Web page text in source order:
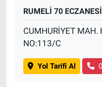
RUMELİ 70 ECZANESİ
CUMHURİYET MAH.
NO:113/C
Yol Tarifi Al